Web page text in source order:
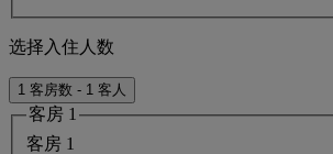
选择入住人数
1 客房数 - 1 客人
客房 1
客房 1